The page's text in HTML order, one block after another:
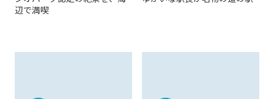
辺で満喫